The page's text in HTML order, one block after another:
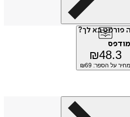
פורמט בא לך?
מודפס
₪48.3
מחיר על הספר: ₪ 69